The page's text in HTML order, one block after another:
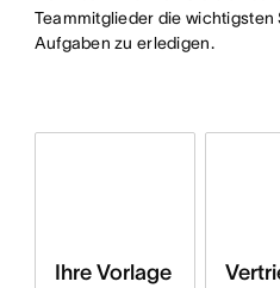
Teammitglieder die
Aufgaben zu erledigen.
Ihre Vorlage